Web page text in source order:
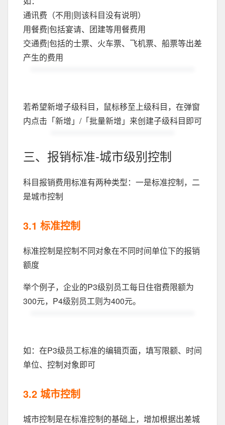
通讯费（不用|则该科目没有说明）
用餐费|包括宴请、团建等用餐费用
交通费|包括的士票、火车票、飞机票、船票等出差
产生的费用
若希望新增子级科目，鼠标移至上级科目，在弹窗
内点击「新增」/「批量新增」来创建子级科目即可
三、报销标准-城市级别控制
科目报销费用标准有两种类型：一是标准控制，二
是城市控制
3.1 标准控制
标准控制是控制不同对象在不同时间单位下的报销
额度
举个例子，企业的P3级别员工每日住宿费限额为
300元，P4级别员工则为400元。
如：在P3级员工标准的编辑页面，填写限额、时间
单位、控制对象即可
3.2 城市控制
城市控制是在标准控制的基础上，增加根据出差城